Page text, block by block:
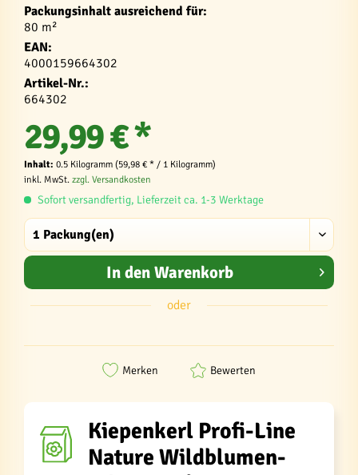
Packungsinhalt ausreichend für:
80 m²
EAN:
4000159664302
Artikel-Nr.:
664302
29,99 € *
Inhalt: 0.5 Kilogramm (59,98 € * / 1 Kilogramm)
inkl. MwSt. zzgl. Versandkosten
Sofort versandfertig, Lieferzeit ca. 1-3 Werktage
In den Warenkorb
oder
Merken Bewerten
Kiepenkerl Profi-Line
Nature Wildblumen-